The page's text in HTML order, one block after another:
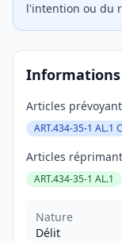
l'intention ou du
Informations
Articles
ART.434-35-1 AL.1
Articles
ART.434-35-1 AL.1
Nature
Délit